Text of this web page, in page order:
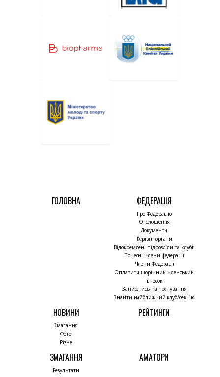
ГОЛОВНА ФЕДЕРАЦІЯ
Про Федерацію
Оголошення
Документи
Керівні органи
Відокремлені підрозділи та клуби
Почесні члени федерації
Члени Федерації
Оплатити щорічний членський
внесок
Записатись на тренування
Знайти найближчий клуб/секцію
НОВИНИ
Змагання
Фото
Різне
РЕЙТИНГИ
ЗМАГАННЯ
Результати
АМАТОРИ